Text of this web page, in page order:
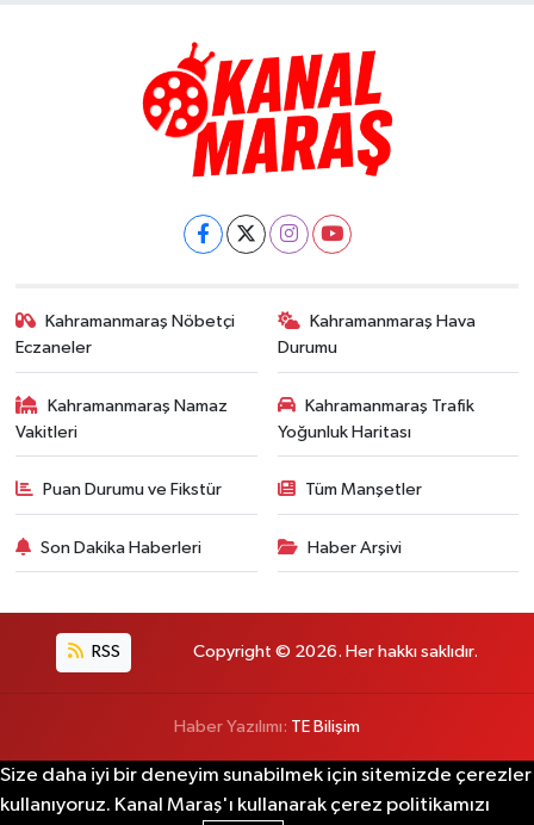
Kahramanmaraş Nöbetçi
Eczaneler
Kahramanmaraş Hava
Durumu
Kahramanmaraş Namaz
Vakitleri
Kahramanmaraş Trafik
Yoğunluk Haritası
Puan Durumu ve Fikstür Tüm Manşetler
Son Dakika Haberleri Haber Arşivi
RSS Copyright © 2026. Her hakkı saklıdır.
Haber Yazılımı: TE Bilişim
Size daha iyi bir deneyim sunabilmek için sitemizde çerezler
kullanıyoruz. Kanal Maraş'ı kullanarak çerez politikamızı